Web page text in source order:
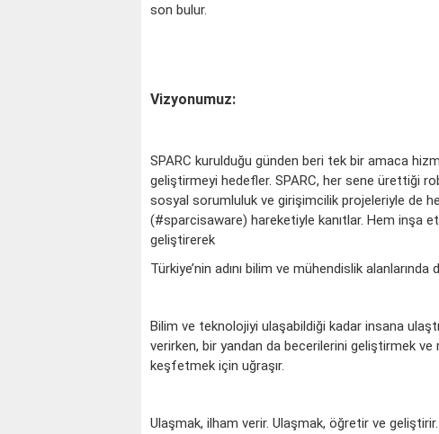
son bulur.
Vizyonumuz:
SPARC kurulduğu günden beri tek bir amaca
geliştirmeyi hedefler. SPARC, her sene ürettiği
sosyal sorumluluk ve girişimcilik projeleriyle de
(#sparcisaware) hareketiyle kanıtlar. Hem inşa
geliştirerek
Türkiye’nin adını bilim ve mühendislik alanlarında
Bilim ve teknolojiyi ulaşabildiği kadar insana
verirken, bir yandan da becerilerini geliştirmek
keşfetmek için uğraşır.
Ulaşmak, ilham verir. Ulaşmak, öğretir ve